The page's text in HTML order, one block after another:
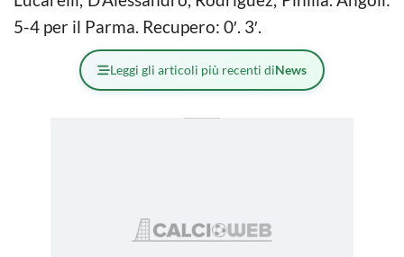
5-4 per il Parma. Recupero: 0′. 3′.
Leggi gli articoli più recenti diNews